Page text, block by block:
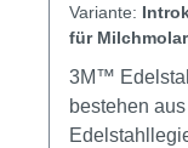
Variante:
für
3M™
bestehen